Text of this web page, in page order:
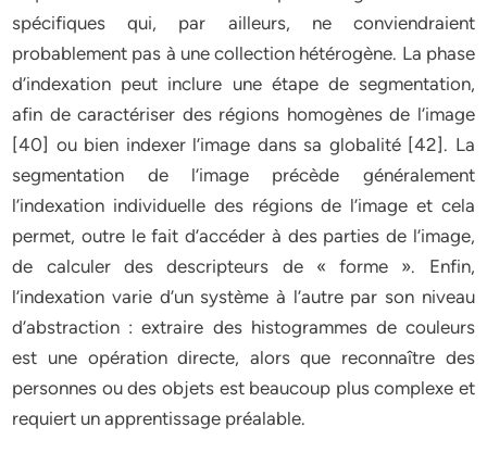
spécifiques qui, par ailleurs, ne conviendraient
probablement pas à une collection hétérogène. La phase
d’indexation peut inclure une étape de segmentation,
afin de caractériser des régions homogènes de l’image
[40] ou bien indexer l’image dans sa globalité [42]. La
segmentation de l’image précède généralement
l’indexation individuelle des régions de l’image et cela
permet, outre le fait d’accéder à des parties de l’image,
de calculer des descripteurs de « forme ». Enfin,
l’indexation varie d’un système à l’autre par son niveau
d’abstraction : extraire des histogrammes de couleurs
est une opération directe, alors que reconnaître des
personnes ou des objets est beaucoup plus complexe et
requiert un apprentissage préalable.